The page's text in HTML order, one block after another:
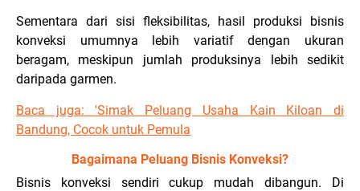
Sementara dari sisi fleksibilitas, hasil produksi bisnis
konveksi umumnya lebih variatif dengan ukuran
beragam, meskipun jumlah produksinya lebih sedikit
daripada garmen.
Baca juga: 'Simak Peluang Usaha Kain Kiloan di
Bandung, Cocok untuk Pemula
Bagaimana Peluang Bisnis Konveksi?
Bisnis konveksi sendiri cukup mudah dibangun. Di